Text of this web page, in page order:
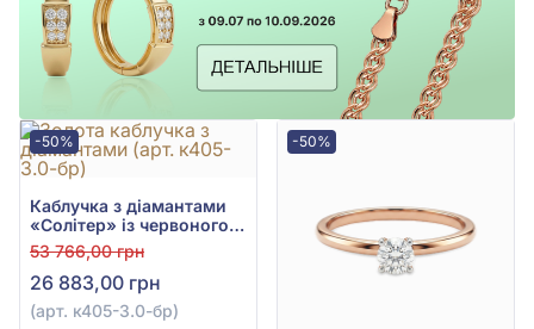
-50%
Каблучка з діамантами
«Солітер» із червоного
золота 585° з діамантом
0,12ct, арт. к405-3.0к-бр
53 766,00 грн
26 883,00 грн
(арт. к405-3.0-бр)
-50%